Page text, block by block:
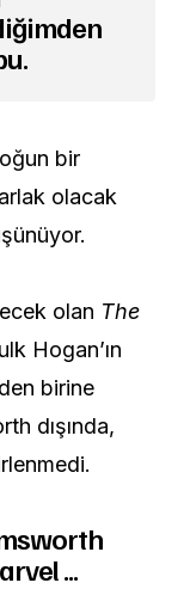
bir
olacak
olan The
Hogan’ın
birine
dışında,